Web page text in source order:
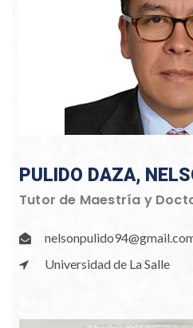
PULIDO DAZA,
Tutor de Maestría y
Universidad de La Salle